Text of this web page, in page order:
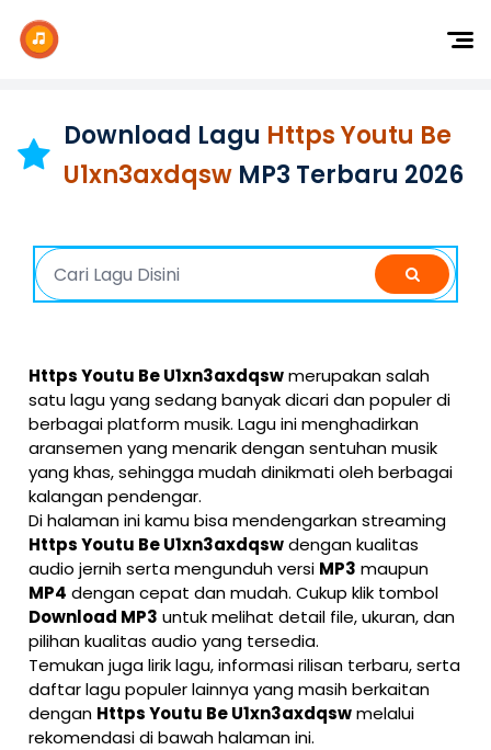
Dangdut
Indonesia
Barat
Download Lagu Https Youtu Be
U1xn3axdqsw MP3 Terbaru 2026
Https Youtu Be U1xn3axdqswmerupakan salah
satu lagu yang sedang banyak dicari dan populer di
berbagai platform musik. Lagu ini menghadirkan
aransemen yang menarik dengan sentuhan musik
yang khas, sehingga mudah dinikmati oleh berbagai
kalangan pendengar.
Di halaman ini kamu bisa mendengarkan streaming
Https Youtu Be U1xn3axdqswdengan kualitas
audio jernih serta mengunduh versi MP3 maupun
MP4 dengan cepat dan mudah. Cukup klik tombol
Download MP3 untuk melihat detail file, ukuran, dan
pilihan kualitas audio yang tersedia.
Temukan juga lirik lagu, informasi rilisan terbaru, serta
daftar lagu populer lainnya yang masih berkaitan
dengan Https Youtu Be U1xn3axdqswmelalui
rekomendasi di bawah halaman ini.